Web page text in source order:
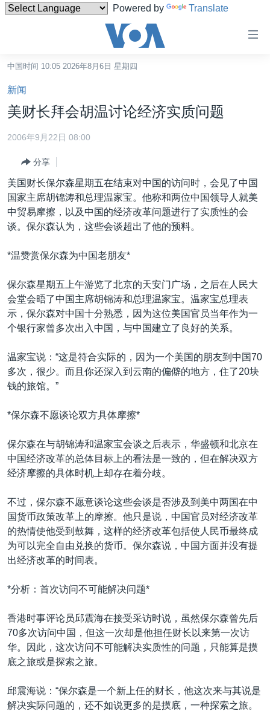
Powered by Translate
碍
链
接
跳
转
容
跳
到
航
检
港澳
国际
最新国际新闻
印太
中东
非洲
美洲
分类新闻
经济·金融·贸易
人权·法律·宗教
军事
劳工
美中关系
热点专题
国会报道
美中关系
埃博拉疫情
美国之音专访
南中国海争端
关注西藏
GEN Z 看美国
VOA今日焦点
中文广播
关注我们
中国时间 10:05 2026年8月6日 星期四
新闻
美财长拜会胡温讨论经济实质问题
2006年9月22日 08:00
分享
美国财长保尔森星期五在结束对中国的访问时，会见了中国
国家主席胡锦涛和总理温家宝。他称和两位中国领导人就美
中贸易摩擦，以及中国的经济改革问题进行了实质性的会
谈。保尔森认为，这些会谈超出了他的预料。
*温赞赏保尔森为中国老朋友*
保尔森星期五上午游览了北京的天安门广场，之后在人民大
会堂会晤了中国主席胡锦涛和总理温家宝。温家宝总理表
示，保尔森对中国十分熟悉，因为这位美国官员当年作为一
个银行家曾多次出入中国，与中国建立了良好的关系。
温家宝说：“这是符合实际的，因为一个美国的朋友到中国70
多次，很少。而且你还深入到云南的偏僻的地方，住了20块
钱的旅馆。”
*保尔森不愿谈论双方具体摩擦*
保尔森在与胡锦涛和温家宝会谈之后表示，华盛顿和北京在
中国经济改革的总体目标上的看法是一致的，但在解决双方
经济摩擦的具体时机上却存在着分歧。
不过，保尔森不愿意谈论这些会谈是否涉及到美中两国在中
国货币政策改革上的摩擦。他只是说，中国官员对经济改革
的热情使他受到鼓舞，这样的经济改革包括使人民币最终成
为可以完全自由兑换的货币。保尔森说，中国方面并没有提
出经济改革的时间表。
*分析：首次访问不可能解决问题*
香港时事评论员邱震海在接受采访时说，虽然保尔森曾先后
70多次访问中国，但这一次却是他担任财长以来第一次访
华。因此，这次访问不可能解决实质性的问题，只能算是摸
底之旅或是探索之旅。
邱震海说：“保尔森是一个新上任的财长，他这次来与其说是
解决实际问题的，还不如说更多的是摸底，一种探索之旅。